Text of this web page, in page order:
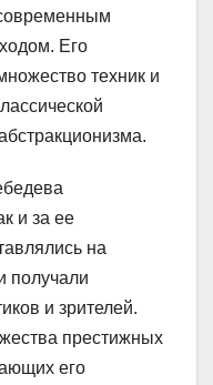
Его
техник и
и за ее
на
получали
и зрителей.
престижных
его